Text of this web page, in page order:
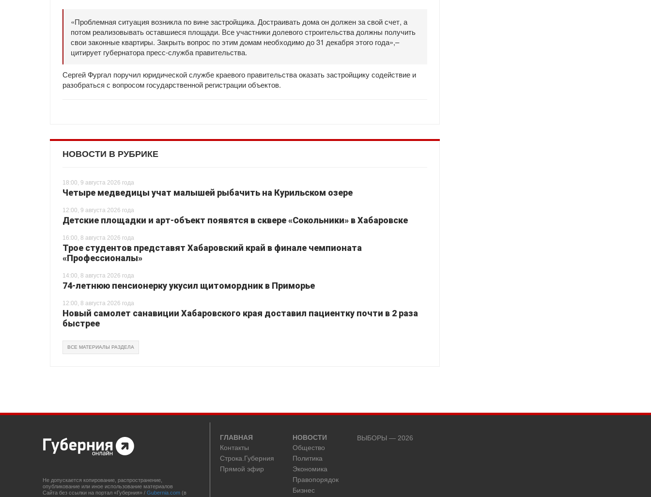
«Проблемная ситуация возникла по вине застройщика. Достраивать дома он должен за свой счет, а
потом реализовывать оставшиеся площади. Все участники долевого строительства должны получить
свои законные квартиры. Закрыть вопрос по этим домам необходимо до 31 декабря этого года»,–
цитирует губернатора пресс-служба правительства.
Сергей Фургал поручил юридической службе краевого правительства оказать застройщику содействие и
разобраться с вопросом государственной регистрации объектов.
НОВОСТИ В РУБРИКЕ
18:00, 9 августа 2026 года
Четыре медведицы учат малышей рыбачить на Курильском озере
12:00, 9 августа 2026 года
Детские площадки и арт-объект появятся в сквере «Сокольники» в Хабаровске
16:00, 8 августа 2026 года
Трое студентов представят Хабаровский край в финале чемпионата
«Профессионалы»
14:00, 8 августа 2026 года
74-летнюю пенсионерку укусил щитомордник в Приморье
12:00, 8 августа 2026 года
Новый самолет санавиции Хабаровского края доставил пациентку почти в 2 раза
быстрее
ВСЕ МАТЕРИАЛЫ РАЗДЕЛА
Не допускается копирование, распространение,
опубликование или иное использование материалов
Сайта без ссылки на портал «Губерния» / Gubernia.com (в
ГЛАВНАЯ
Контакты
Строка.Губерния
Прямой эфир
НОВОСТИ
Общество
Политика
Экономика
Правопорядок
Бизнес
ВЫБОРЫ — 2026